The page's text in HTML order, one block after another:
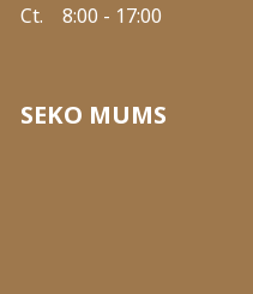
Ct.
8:00 - 17:00
SEKO MUMS